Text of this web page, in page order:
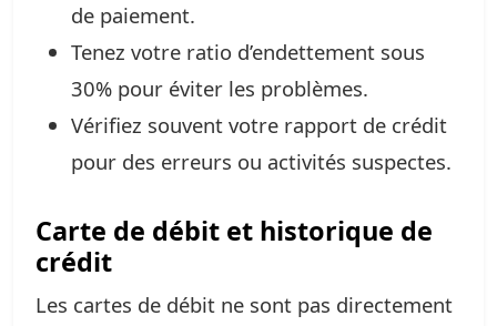
de paiement.
Tenez votre ratio d’endettement sous
30% pour éviter les problèmes.
Vérifiez souvent votre rapport de crédit
pour des erreurs ou activités suspectes.
Carte de débit et historique de
crédit
Les cartes de débit ne sont pas directement